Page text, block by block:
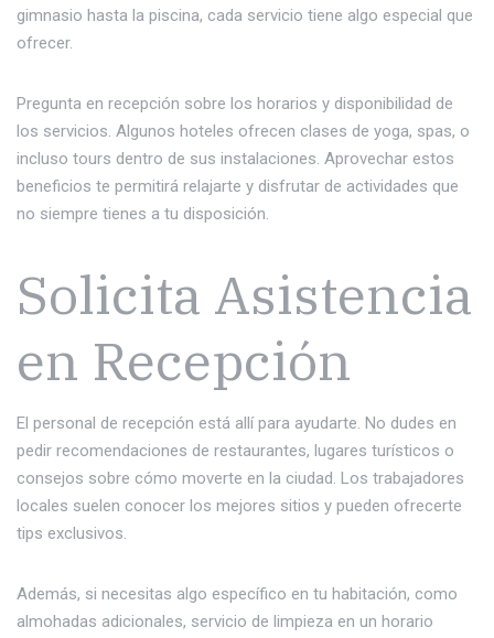
gimnasio hasta la piscina, cada servicio tiene algo especial que
ofrecer.
Pregunta en recepción sobre los horarios y disponibilidad de
los servicios. Algunos hoteles ofrecen clases de yoga, spas, o
incluso tours dentro de sus instalaciones. Aprovechar estos
beneficios te permitirá relajarte y disfrutar de actividades que
no siempre tienes a tu disposición.
Solicita Asistencia
en Recepción
El personal de recepción está allí para ayudarte. No dudes en
pedir recomendaciones de restaurantes, lugares turísticos o
consejos sobre cómo moverte en la ciudad. Los trabajadores
locales suelen conocer los mejores sitios y pueden ofrecerte
tips exclusivos.
Además, si necesitas algo específico en tu habitación, como
almohadas adicionales, servicio de limpieza en un horario